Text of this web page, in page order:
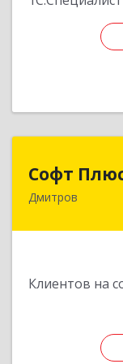
Софт
Дмитров
Клиентов на
141851,